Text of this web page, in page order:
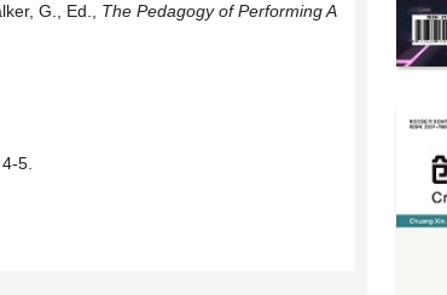
G., Ed., The PedagogyofPerforming A
5.